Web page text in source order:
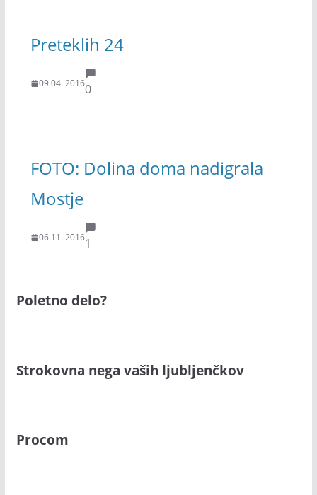
Preteklih 24
09.04. 20160
FOTO: Dolina doma nadigrala
Mostje
06.11. 20161
Poletno delo?
Strokovna nega vaših ljubljenčkov
Procom